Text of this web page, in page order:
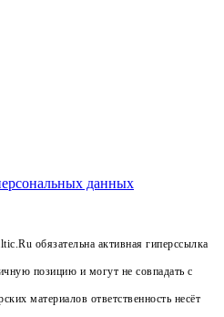
данных
обязательна активная гиперссылка
позицию и могут не совпадать с
материалов ответственность несёт